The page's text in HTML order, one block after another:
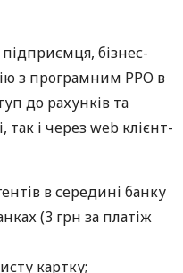
бізнес-
з програмним РРО в
до рахунків та
і через web клієнт-
в середині банку
(3 грн за платіж
картку;